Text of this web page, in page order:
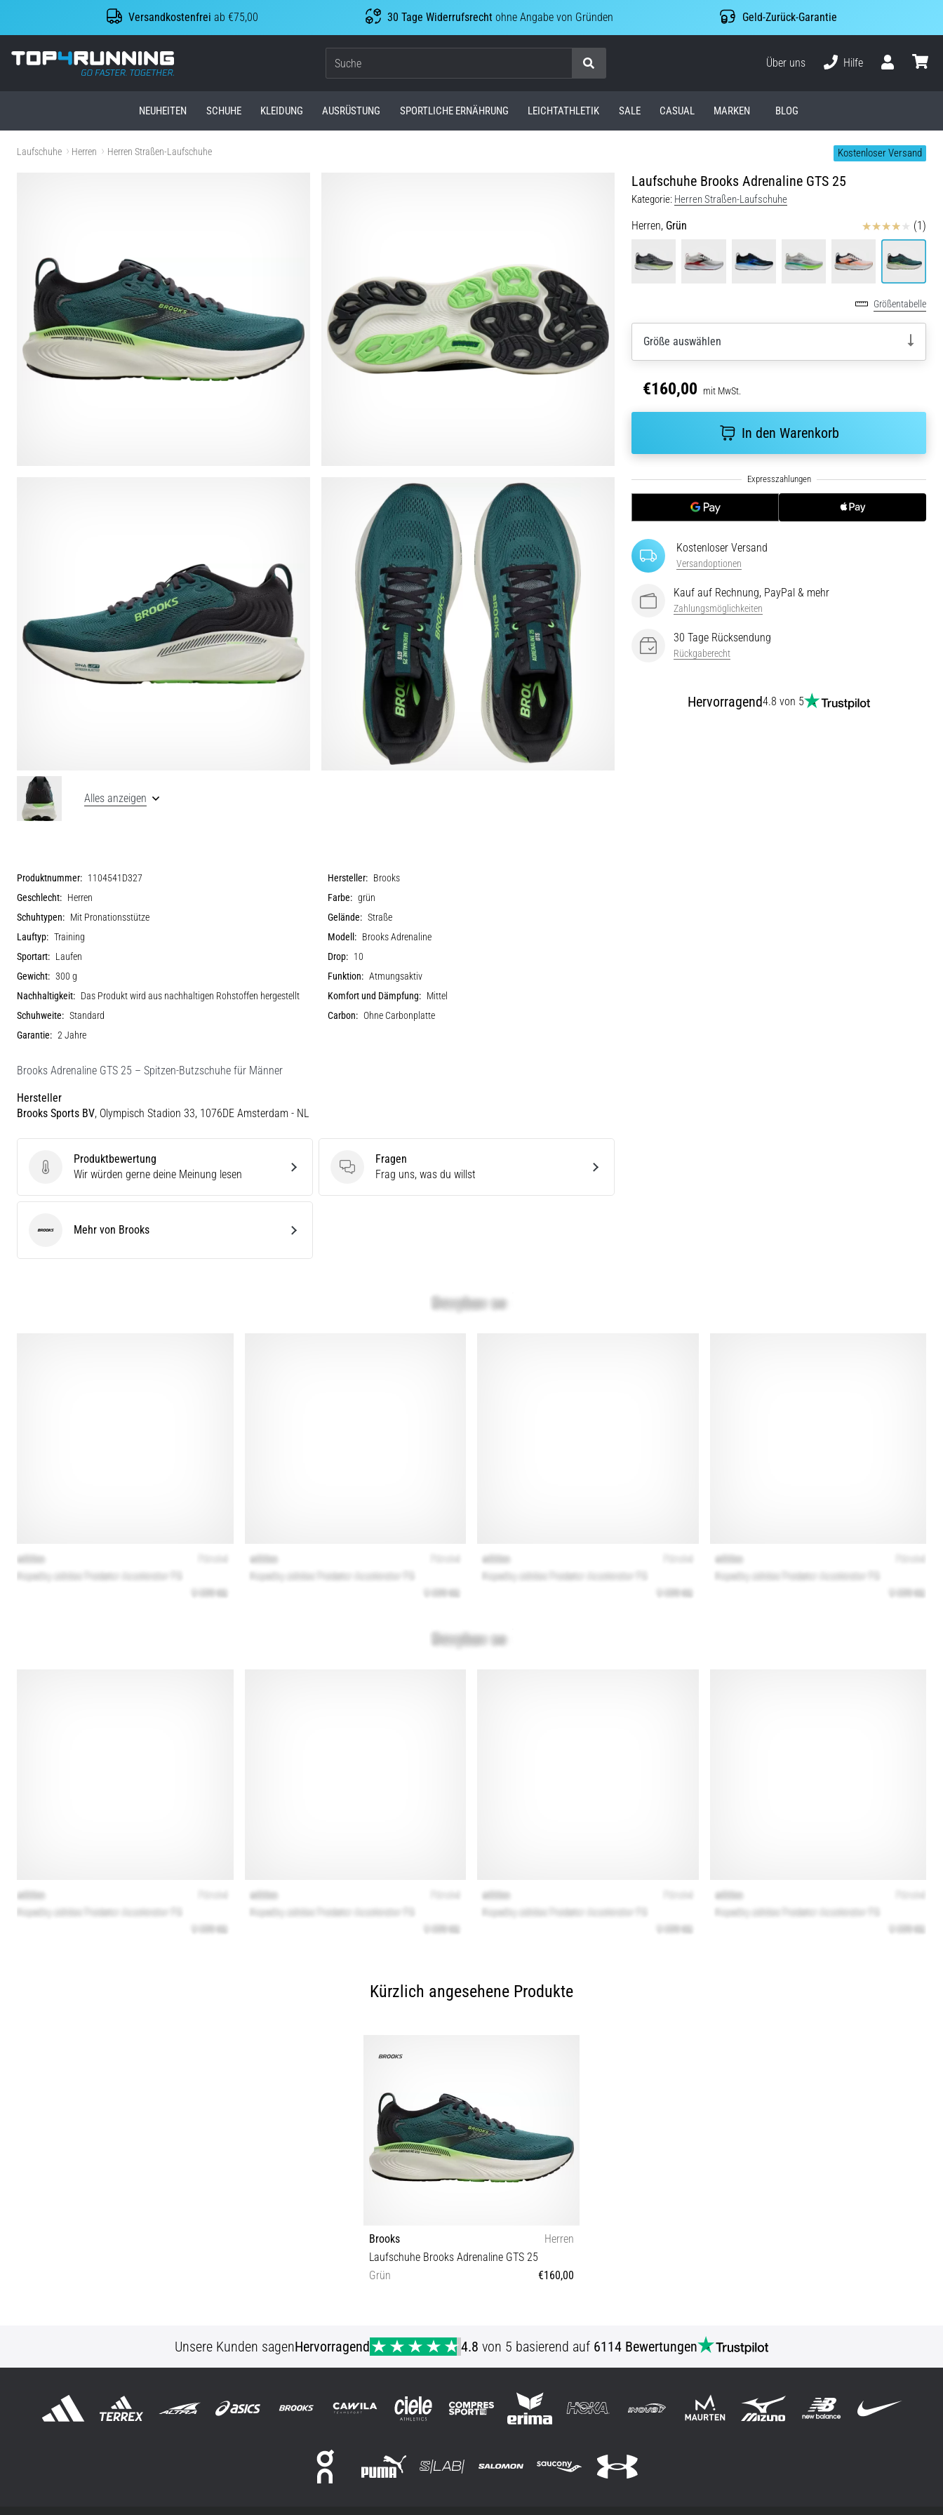
Versandkostenfrei ab €75,00 30 Tage Widerrufsrechtohne Angabe von Gründen Geld-Zurück-Garantie
Top4Running.at
Suche
Über uns
Hilfe
NEUHEITEN SCHUHE KLEIDUNG AUSRÜSTUNG SPORTLICHE ERNÄHRUNG LEICHTATHLETIK SALE CASUAL MARKEN BLOG
Laufschuhe Herren Herren Straßen-Laufschuhe Kostenloser Versand
Laufschuhe Brooks Adrenaline GTS 25
Kategorie: Herren Straßen-Laufschuhe
Herren, Grün Bewertungen(1)
Größentabelle
Größe auswählen
€160,00 mit MwSt.
In den Warenkorb
Kostenloser Versand
Versandoptionen
Kauf auf Rechnung, PayPal & mehr
Zahlungsmöglichkeiten
30 Tage Rücksendung
Rückgaberecht
Hervorragend4.8 von 5
Alles anzeigen
Produktnummer: 1104541D327 Hersteller: Brooks
Geschlecht: Herren Farbe: grün
Schuhtypen: Mit Pronationsstütze Gelände: Straße
Lauftyp: Training Modell: Brooks Adrenaline
Sportart: Laufen Drop: 10
Gewicht: 300 g Funktion: Atmungsaktiv
Nachhaltigkeit: Das Produkt wird aus nachhaltigen Rohstoffen hergestellt Komfort und Dämpfung: Mittel
Schuhweite: Standard Carbon: Ohne Carbonplatte
Garantie: 2 Jahre
Brooks Adrenaline GTS 25 – Spitzen-Butzschuhe für Männer
Hersteller
Brooks Sports BV, Olympisch Stadion 33, 1076DE Amsterdam - NL
Produktbewertung
Produktbewertung
Wir würden gerne deine Meinung lesen
Fragen
Fragen
Frag uns, was du willst
BrooksMehr von Brooks
Kürzlich angesehene Produkte
Brooks
Herren
Laufschuhe Brooks Adrenaline GTS 25
Grün
€160,00
46½ 47½ 48½ 49½
Unsere Kunden sagenHervorragend 4.8 von 5 basierend auf 6114 Bewertungen